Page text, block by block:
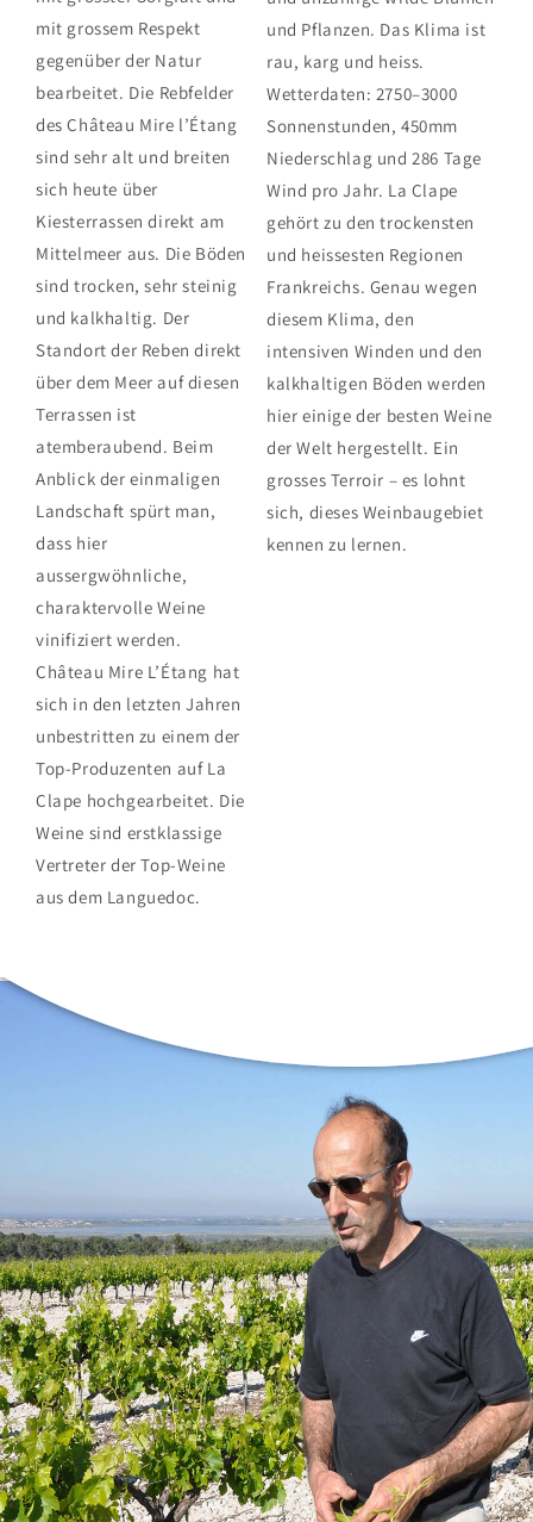
mit grossem Respekt
gegenüber der Natur
bearbeitet. Die Rebfelder
des Château Mire l’Étang
sind sehr alt und breiten
sich heute über
Kiesterrassen direkt am
Mittelmeer aus. Die Böden
sind trocken, sehr steinig
und kalkhaltig. Der
Standort der Reben direkt
über dem Meer auf diesen
Terrassen ist
atemberaubend. Beim
Anblick der einmaligen
Landschaft spürt man,
dass hier
aussergwöhnliche,
charaktervolle Weine
vinifiziert werden.
Château Mire L’Étang hat
sich in den letzten Jahren
unbestritten zu einem der
Top-Produzenten auf La
Clape hochgearbeitet. Die
Weine sind erstklassige
Vertreter der Top-Weine
aus dem Languedoc.
und Pflanzen. Das Klima ist
rau, karg und heiss.
Wetterdaten: 2750–3000
Sonnenstunden, 450mm
Niederschlag und 286 Tage
Wind pro Jahr. La Clape
gehört zu den trockensten
und heissesten Regionen
Frankreichs. Genau wegen
diesem Klima, den
intensiven Winden und den
kalkhaltigen Böden werden
hier einige der besten Weine
der Welt hergestellt. Ein
grosses Terroir – es lohnt
sich, dieses Weinbaugebiet
kennen zu lernen.